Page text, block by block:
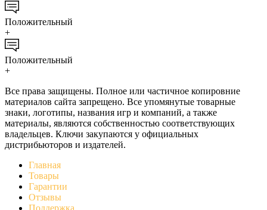
Положительный
+
Положительный
+
Все права защищены. Полное или частичное копировние
материалов сайта запрещено. Все упомянутые товарные
знаки, логотипы, названия игр и компаний, а также
материалы, являются собственностью соответствующих
владельцев. Ключи закупаются у официальных
дистрибьюторов и издателей.
Главная
Товары
Гарантии
Отзывы
Поддержка